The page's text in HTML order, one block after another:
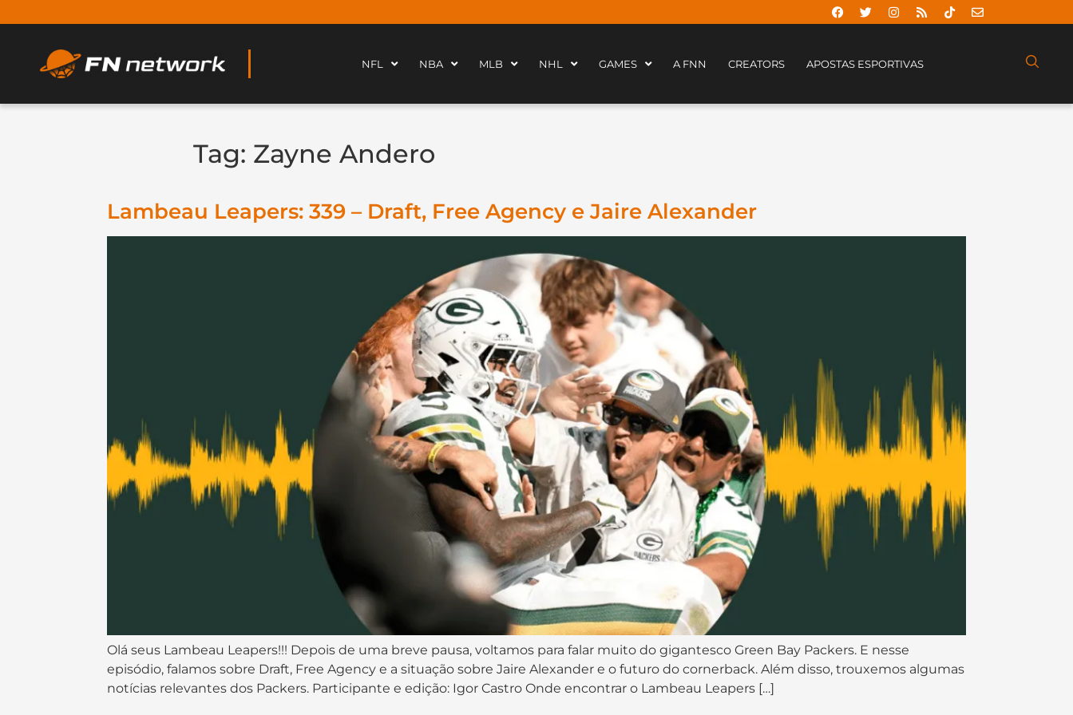
NFL NBA MLB NHL GAMES A FNN CREATORS APOSTAS ESPORTIVAS
Tag: Zayne Andero
Lambeau Leapers: 339 – Draft, Free Agency e Jaire Alexander
Olá seus Lambeau Leapers!!! Depois de uma breve pausa, voltamos para falar muito do gigantesco Green Bay Packers. E nesse
episódio, falamos sobre Draft, Free Agency e a situação sobre Jaire Alexander e o futuro do cornerback. Além disso, trouxemos algumas
notícias relevantes dos Packers. Participante e edição: Igor Castro Onde encontrar o Lambeau Leapers […]